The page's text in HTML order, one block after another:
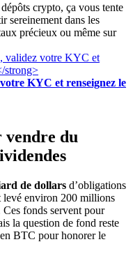
crypto, ça vous tente
sereinement dans les
précieux ou même sur
KYC et renseignez le
du
de dollars d’obligations
levé environ 200 millions
fonds servent pour
la question de fond reste
BTC pour honorer le